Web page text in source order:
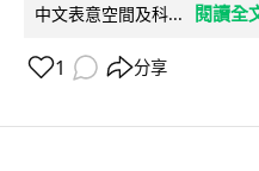
中文表意空間及科...
閱讀全
1 分享